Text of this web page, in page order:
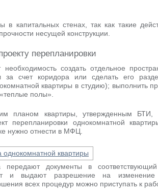
капитальных стенах, так как такие
несущей конструкции.
перепланировки
создать отдельное
за счет коридора или сделать его
квартиры в студию); выполнить
полы».
планом квартиры, утвержденным БТИ,
перепланировки однокомнатной
нужно отнести в МФЦ.
передают документы в
и выдают разрешение на изменение
всех процедур можно приступать к